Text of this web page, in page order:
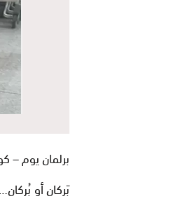
برلمان يوم –
بَركان أو